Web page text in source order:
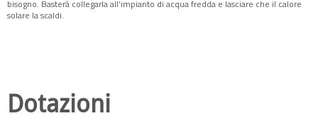
bisogno. Basterà collegarla all’impianto di acqua fredda e lasciare che il calore
solare la scaldi.
Dotazioni